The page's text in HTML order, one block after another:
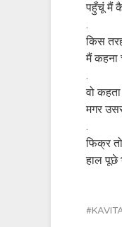
पहुँचूं मैं
.
किस
मैं कहना
.
वो
मगर
.
फिक्र
हाल पूछे